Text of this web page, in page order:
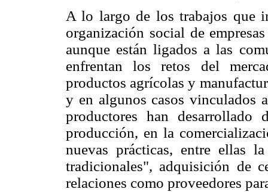
A lo largo de los trabajos que
organización social de
aunque están ligados a las
enfrentan los retos del
productos agrícolas y
y en algunos casos vinculados
productores han desarrollado
producción, en la
nuevas prácticas, entre ellas
tradicionales", adquisición de
relaciones como proveedores